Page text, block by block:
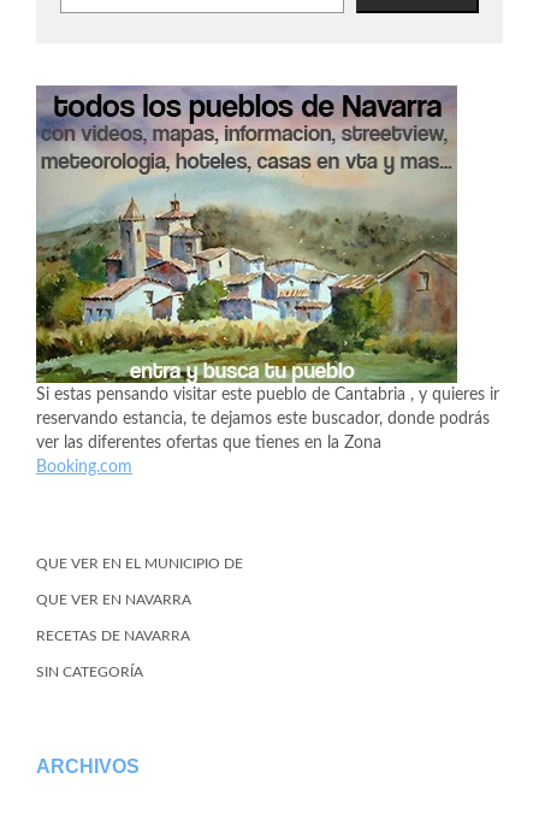
Si estas pensando visitar este pueblo de Cantabria , y quieres ir
reservando estancia, te dejamos este buscador, donde podrás
ver las diferentes ofertas que tienes en la Zona
Booking.com
QUE VER EN EL MUNICIPIO DE
QUE VER EN NAVARRA
RECETAS DE NAVARRA
SIN CATEGORÍA
ARCHIVOS